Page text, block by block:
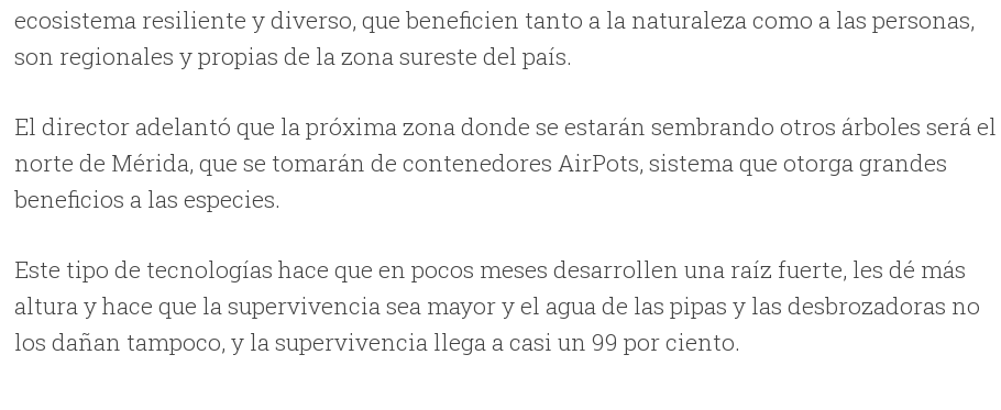
ecosistema resiliente y diverso, que beneficien tanto a la naturaleza como a las personas,
son regionales y propias de la zona sureste del país.
El director adelantó que la próxima zona donde se estarán sembrando otros árboles será el
norte de Mérida, que se tomarán de contenedores AirPots, sistema que otorga grandes
beneficios a las especies.
Este tipo de tecnologías hace que en pocos meses desarrollen una raíz fuerte, les dé más
altura y hace que la supervivencia sea mayor y el agua de las pipas y las desbrozadoras no
los dañan tampoco, y la supervivencia llega a casi un 99 por ciento.